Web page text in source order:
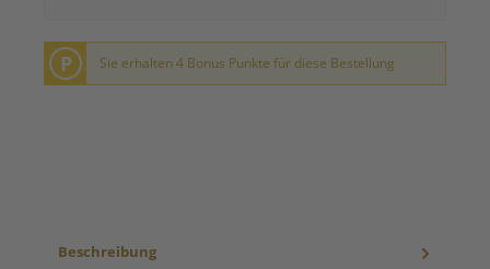
P Sie erhalten 4 Bonus Punkte für diese Bestellung
Beschreibung